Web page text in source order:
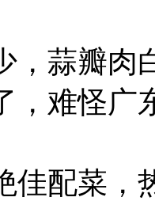
，蒜瓣肉
，难怪广
佳配菜，